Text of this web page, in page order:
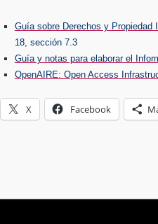
Guía sobre Derechos y Propiedad
18, sección 7.3
Guía y notas para elaborar el
OpenAIRE: Open Access
X Facebook